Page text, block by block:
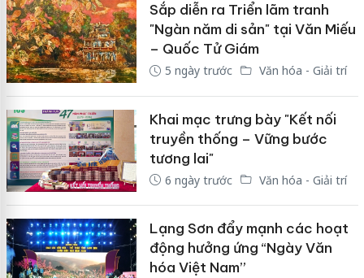
Sắp diễn ra Triển lãm tranh
"Ngàn năm di sản" tại Văn Miếu
– Quốc Tử Giám
5 ngày trước Văn hóa - Giải trí
Khai mạc trưng bày "Kết nối
truyền thống – Vững bước
tương lai"
6 ngày trước Văn hóa - Giải trí
Lạng Sơn đẩy mạnh các hoạt
động hưởng ứng “Ngày Văn
hóa Việt Nam”